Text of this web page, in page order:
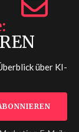
über KI-